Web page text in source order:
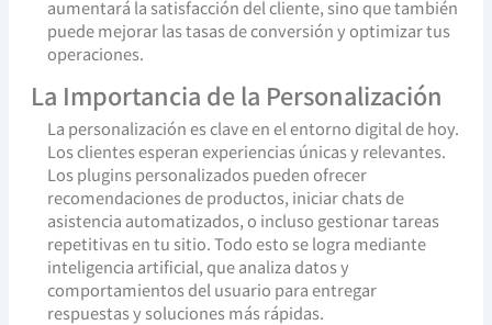
aumentará la satisfacción del cliente, sino que también
puede mejorar las tasas de conversión y optimizar tus
operaciones.
La Importancia de la Personalización
La personalización es clave en el entorno digital de hoy.
Los clientes esperan experiencias únicas y relevantes.
Los plugins personalizados pueden ofrecer
recomendaciones de productos, iniciar chats de
asistencia automatizados, o incluso gestionar tareas
repetitivas en tu sitio. Todo esto se logra mediante
inteligencia artificial, que analiza datos y
comportamientos del usuario para entregar
respuestas y soluciones más rápidas.